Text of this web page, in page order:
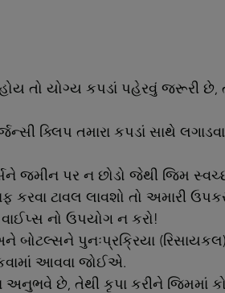
તો યોગ્ય કપડાં પહેરવું જરૂરી છે,
ક્લિપ તમારા કપડાં સાથે
જમીન પર ન છોડો જેથી જિમ
ટાવલ લાવશો તો અમારી
વાઈપ્સ નો ઉપયોગ ન કરો!
બોટલ્સને પુનઃપ્રક્રિયા (રિસાયકલ)
આવવા જોઈએ.
છે, તેથી કૃપા કરીને જિમમાં